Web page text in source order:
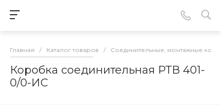
Главная / Каталог товаров / Соединительные, монтажные
Коробка соединительная РТВ 401-
0/0-ИС